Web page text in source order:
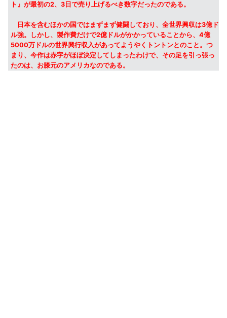
ト』が最初の2、3日で売り上げるべき数字だったのである。
日本を含むほかの国ではまずまず健闘しており、全世界興収は3億ド
ル強。しかし、製作費だけで2億ドルがかかっていることから、4億
5000万ドルの世界興行収入があってようやくトントンとのこと。つ
まり、今作は赤字がほぼ決定してしまったわけで、その足を引っ張っ
たのは、お膝元のアメリカなのである。